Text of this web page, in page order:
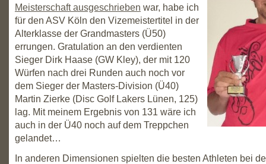
Meisterschaft ausgeschrieben war, habe ich
für den ASV Köln den Vizemeistertitel in der
Alterklasse der Grandmasters (Ü50)
errungen. Gratulation an den verdienten
Sieger Dirk Haase (GW Kley), der mit 120
Würfen nach drei Runden auch noch vor
dem Sieger der Masters-Division (Ü40)
Martin Zierke (Disc Golf Lakers Lünen, 125)
lag. Mit meinem Ergebnis von 131 wäre ich
auch in der Ü40 noch auf dem Treppchen
gelandet…
In anderen Dimensionen spielten die besten Athleten bei